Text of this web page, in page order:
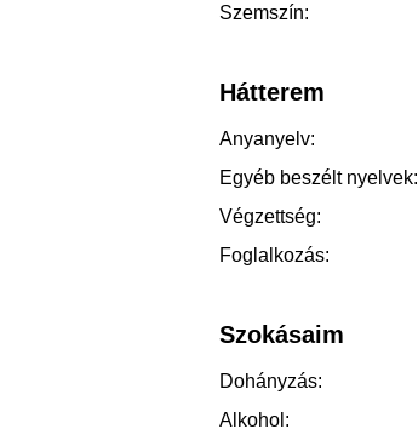
Szemszín:
Hátterem
Anyanyelv:
Egyéb beszélt nyelvek:
Végzettség:
Foglalkozás:
Szokásaim
Dohányzás:
Alkohol: